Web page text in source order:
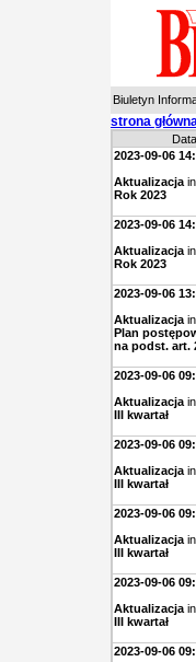
Biuletyn
strona
2023-09-06
Aktualizacja
Rok 2023
2023-09-06
Aktualizacja
Rok 2023
2023-09-06
Aktualizacja
Plan
na podst. art.
2023-09-06
Aktualizacja
III kwartał
2023-09-06
Aktualizacja
III kwartał
2023-09-06
Aktualizacja
III kwartał
2023-09-06
Aktualizacja
III kwartał
2023-09-06